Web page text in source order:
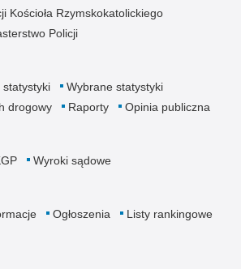
Kościoła Rzymskokatolickiego
Policji
statystyki
Wybrane statystyki
drogowy Raporty Opinia publiczna
Wyroki sądowe
Ogłoszenia
Listy rankingowe